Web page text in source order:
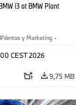
i3 at BMW Plant
Ventas y Marketing ·
CEST 2026
9,75 MB